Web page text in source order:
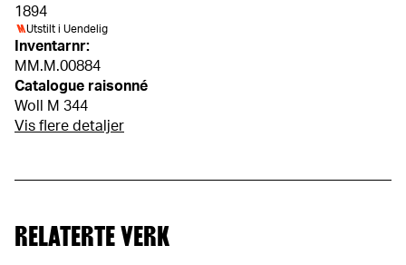
1894
MUtstilt i Uendelig
Inventarnr:
MM.M.00884
Catalogue raisonné
Woll M 344
Vis flere detaljer
RELATERTE VERK